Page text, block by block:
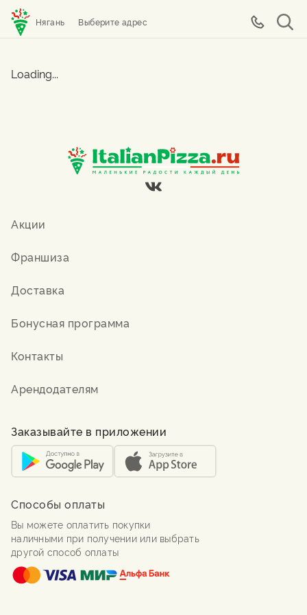
Нягань Выберите адрес
Loading...
Акции
Франшиза
Доставка
Бонусная программа
Контакты
Арендодателям
Заказывайте в приложении
Способы оплаты
Вы можете оплатить покупки
наличными при получении или выбрать
другой способ оплаты